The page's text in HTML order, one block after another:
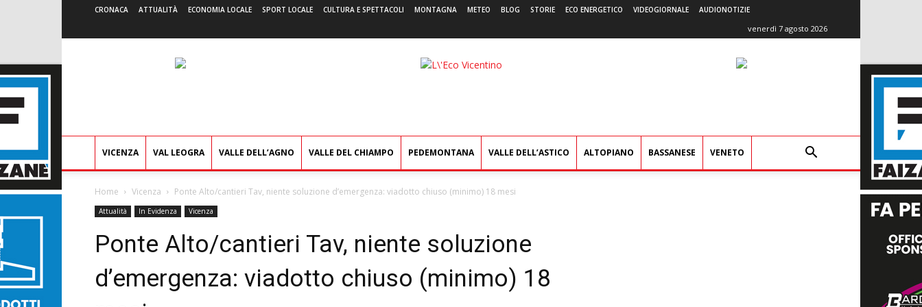
CRONACA ATTUALITÀ ECONOMIA LOCALE SPORT LOCALE CULTURA E SPETTACOLI MONTAGNA METEO BLOG STORIE ECO ENERGETICO VIDEOGIORNALE AUDIONOTIZIE
venerdì 7 agosto 2026
L'Eco
VICENZA VAL LEOGRA VALLE DELL’AGNO VALLE DEL CHIAMPO PEDEMONTANA VALLE DELL’ASTICO ALTOPIANO BASSANESE VENETO
Home Vicenza Ponte Alto/cantieri Tav, niente soluzione d’emergenza: viadotto chiuso (minimo) 18 mesi
Attualità In Evidenza Vicenza
Ponte Alto/cantieri Tav, niente soluzione
d’emergenza: viadotto chiuso (minimo) 18